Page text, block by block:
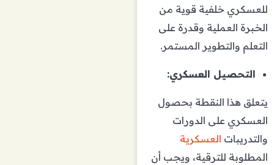
للعسكري خلفية قوية من
الخبرة العملية وقدرة على
التعلم والتطوير المستمر.
التحصيل العسكري:
يتعلق هذا النقطة بحصول
العسكري على الدورات
والتدريبات العسكرية
المطلوبة للترقية، ويجب أن